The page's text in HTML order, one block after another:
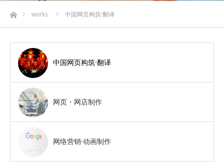
ホームworks 中国网页构筑·翻译
中国网页构筑·翻译
网页・网店制作
网络营销·动画制作